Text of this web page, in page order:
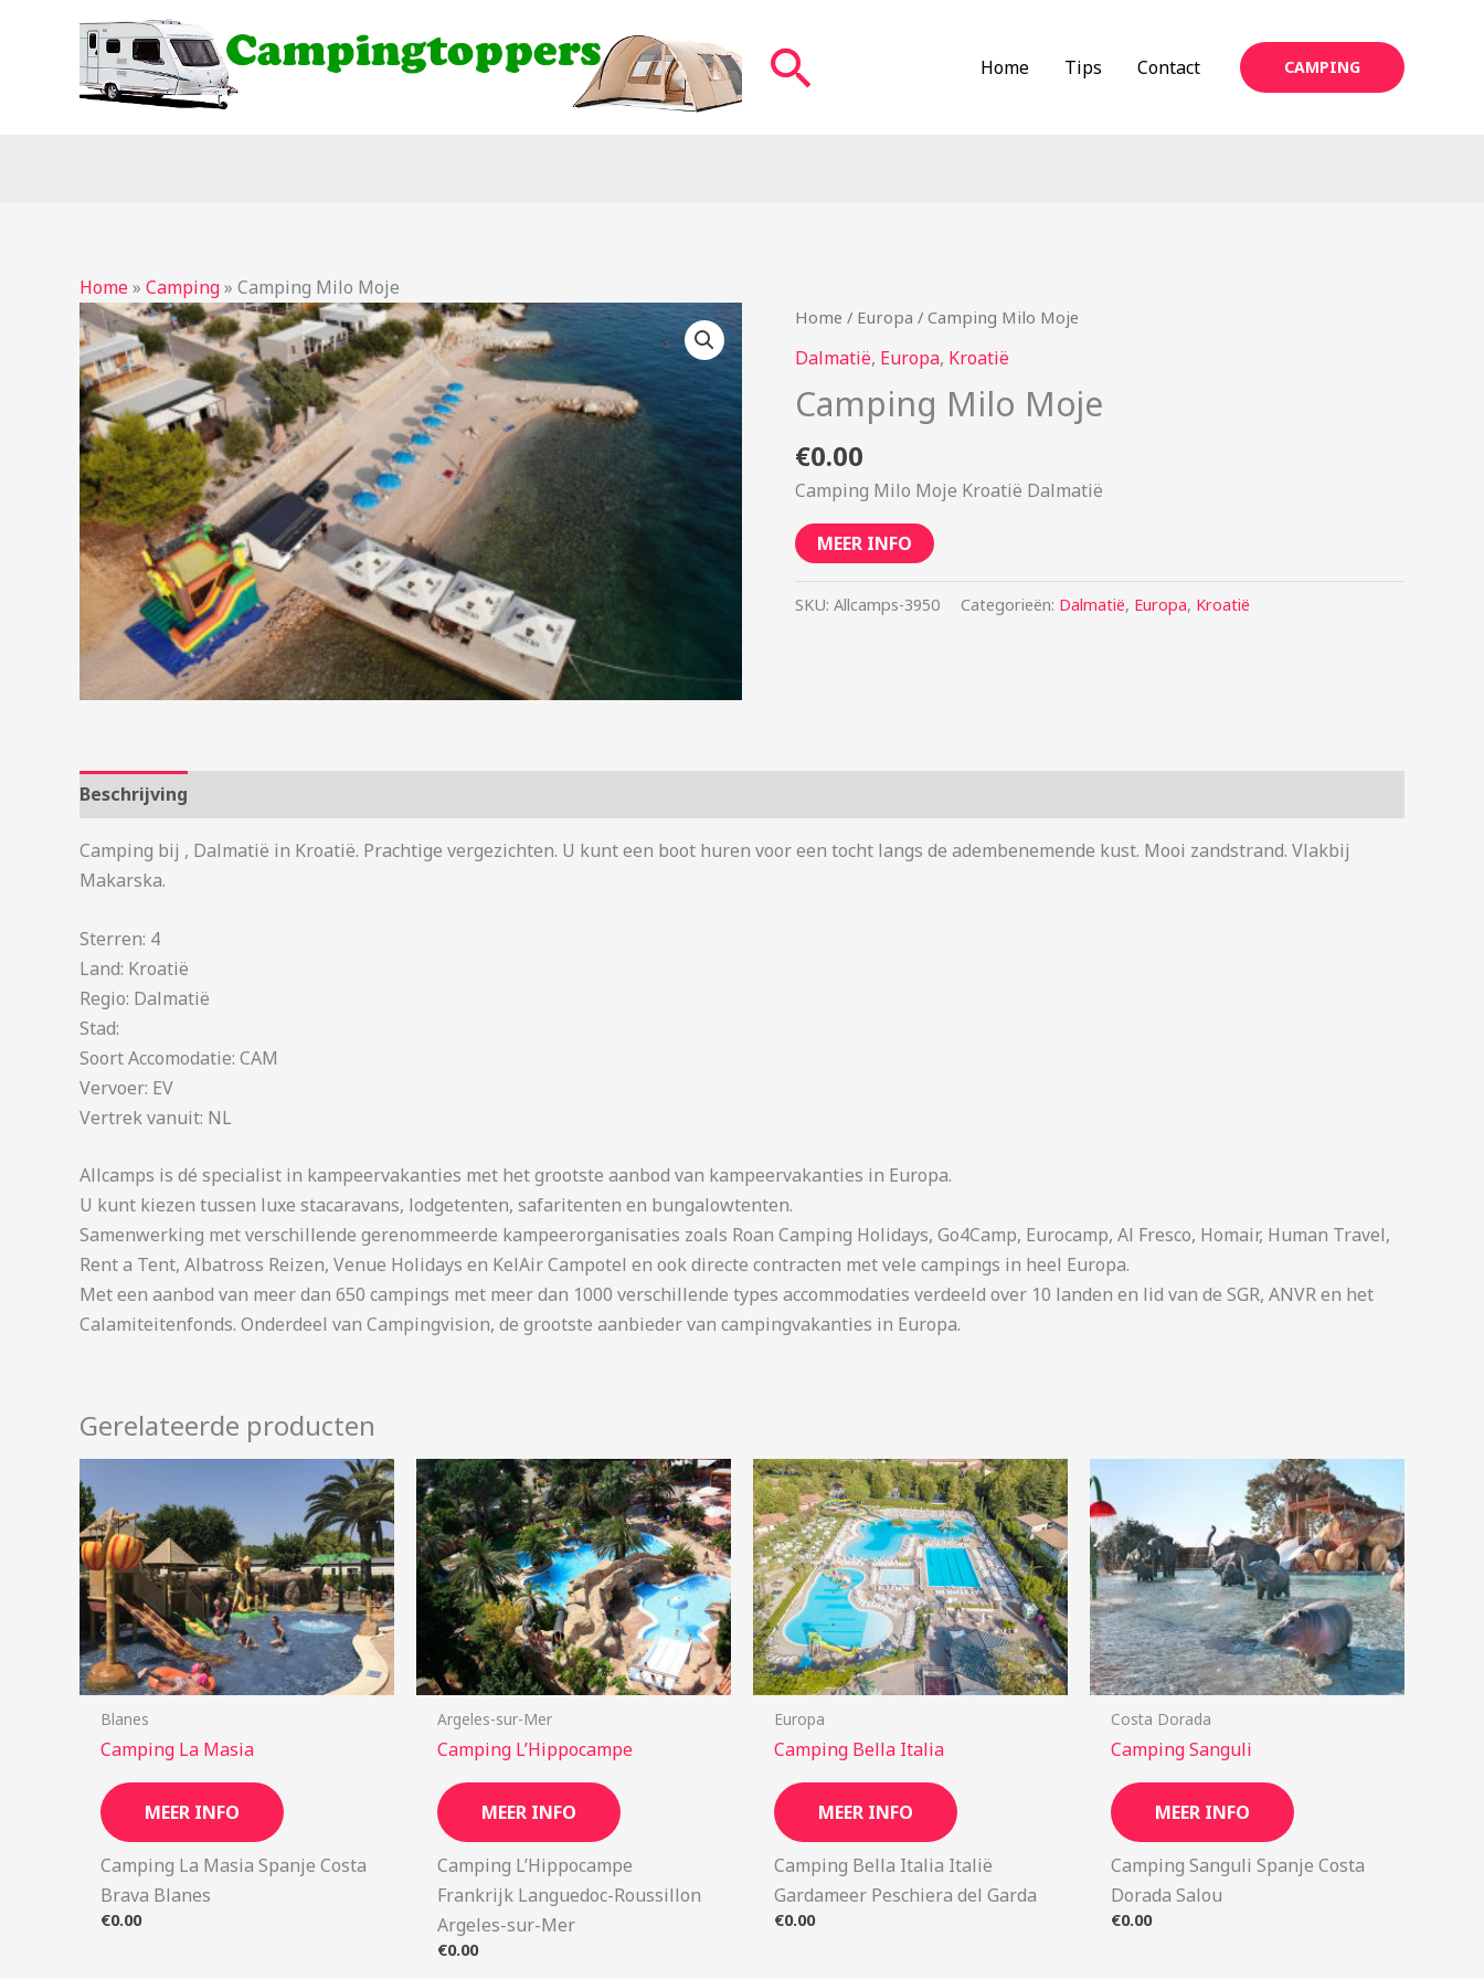
Zoeken Home Tips Contact CAMPING
Home» Camping» Camping Milo Moje
Home / Europa / Camping Milo Moje
Dalmatië, Europa, Kroatië
Camping Milo Moje
€0.00
Camping Milo Moje Kroatië Dalmatië
MEER INFO
SKU: Allcamps-3950 Categorieën: Dalmatië, Europa, Kroatië
Beschrijving
Camping bij , Dalmatië in Kroatië. Prachtige vergezichten. U kunt een boot huren voor een tocht langs de adembenemende kust. Mooi zandstrand. Vlakbij
Makarska.
Sterren: 4
Land: Kroatië
Regio: Dalmatië
Stad:
Soort Accomodatie: CAM
Vervoer: EV
Vertrek vanuit: NL
Allcamps is dé specialist in kampeervakanties met het grootste aanbod van kampeervakanties in Europa.
U kunt kiezen tussen luxe stacaravans, lodgetenten, safaritenten en bungalowtenten.
Samenwerking met verschillende gerenommeerde kampeerorganisaties zoals Roan Camping Holidays, Go4Camp, Eurocamp, Al Fresco, Homair, Human Travel,
Rent a Tent, Albatross Reizen, Venue Holidays en KelAir Campotel en ook directe contracten met vele campings in heel Europa.
Met een aanbod van meer dan 650 campings met meer dan 1000 verschillende types accommodaties verdeeld over 10 landen en lid van de SGR, ANVR en het
Calamiteitenfonds. Onderdeel van Campingvision, de grootste aanbieder van campingvakanties in Europa.
Gerelateerde producten
Blanes
Camping La Masia
MEER INFO
Camping La Masia Spanje Costa
Brava Blanes
€0.00
Argeles-sur-Mer
Camping L’Hippocampe
MEER INFO
Camping L’Hippocampe
Frankrijk Languedoc-Roussillon
Argeles-sur-Mer
€0.00
Europa
Camping Bella Italia
MEER INFO
Camping Bella Italia Italië
Gardameer Peschiera del Garda
€0.00
Costa Dorada
Camping Sanguli
MEER INFO
Camping Sanguli Spanje Costa
Dorada Salou
€0.00